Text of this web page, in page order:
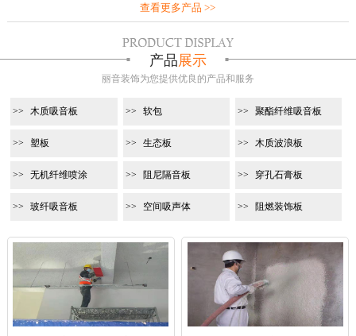
查看更多产品 >>
产品展示
丽音装饰为您提供优良的产品和服务
木质吸音板 软包 聚酯纤维吸音板
塑板 生态板 木质波浪板
无机纤维喷涂 阻尼隔音板 穿孔石膏板
玻纤吸音板 空间吸声体 阻燃装饰板